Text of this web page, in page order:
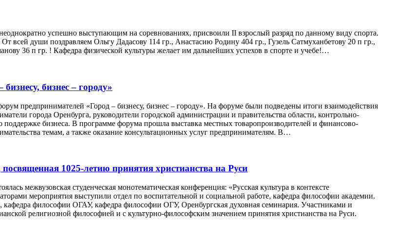
успешно выступающим на соревнованиях, присвоили II взрослый разряд по данному виду спорта.
всей души поздравляем Ольгу Дадасову 114 гр., Анастасию Родину 404 гр., Гузель Сатмуханбетову 20 п гр.,
36 п гр. ! Кафедра физической культуры желает им дальнейших успехов в спорте и учебе!…
бизнес – городу»
предпринимателей «Город – бизнесу, бизнес – городу». На форуме были подведены итоги взаимодействия
города Оренбурга, руководители городской администрации и правительства области, контрольно-
бизнеса. В программе форума прошла выставка местных товаропроизводителей и финансово-
темам, а также оказание консультационных услуг предпринимателям. В…
1025-летию принятия христианства на Руси
межвузовская студенческая монотематическая конференция: «Русская культура в контексте
мероприятия выступили отдел по воспитательной и социальной работе, кафедра философии академии.
философии ОГАУ, кафедра философии ОГУ, Оренбургская духовная семинария. Участниками и
религиозной философией и с культурно-философским значением принятия христианства на Руси.